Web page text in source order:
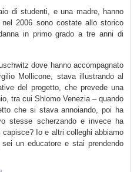
di studenti, e una madre, hanno
2006 sono costate allo storico
in primo grado a tre anni di
dove hanno accompagnato
Mollicone, stava illustrando al
del progetto, che prevede una
tra cui Shlomo Venezia – quando
che si stava annoiando, poi ha
stesse scherzando e invece ha
Io e altri colleghi abbiamo
un educatore e stai prendendo